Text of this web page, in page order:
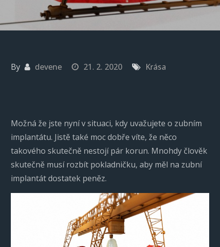
By devene 21. 2. 2020 Krása
Možná že jste nyní v situaci, kdy uvažujete o zubním
implantátu. Jistě také moc dobře víte, že něco
takového skutečně nestojí pár korun. Mnohdy člověk
skutečně musí rozbít pokladničku, aby měl na zubní
implantát dostatek peněz.